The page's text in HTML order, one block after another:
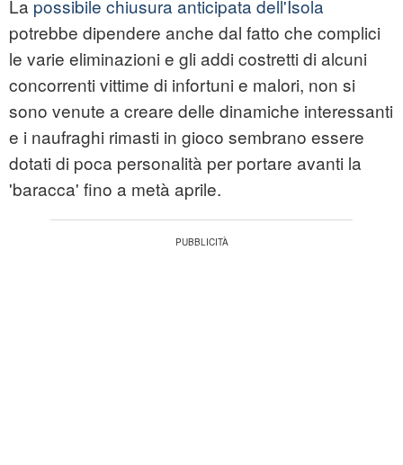
La possibile chiusura anticipata dell'Isola
potrebbe dipendere anche dal fatto che complici
le varie eliminazioni e gli addi costretti di alcuni
concorrenti vittime di infortuni e malori, non si
sono venute a creare delle dinamiche interessanti
e i naufraghi rimasti in gioco sembrano essere
dotati di poca personalità per portare avanti la
'baracca' fino a metà aprile.